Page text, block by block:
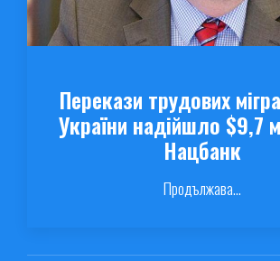
Перекази трудових
України надійшло
Нацбанк
Продължава...